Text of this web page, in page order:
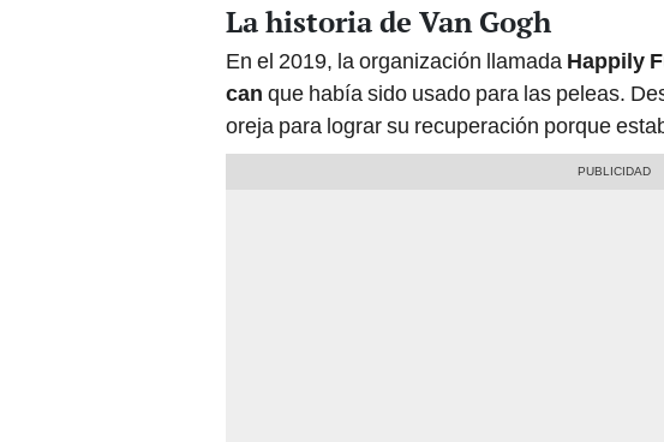
La historia de Van Gogh
En el 2019, la organización llamada Happily
can que había sido usado para las peleas.
oreja para lograr su recuperación porque